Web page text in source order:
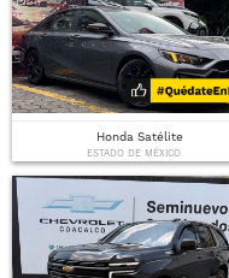
Honda Satélite
ESTADO DE MÉXICO